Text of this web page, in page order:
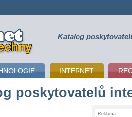
Katalog
INTERNET
poskytovatelů
Reklama: